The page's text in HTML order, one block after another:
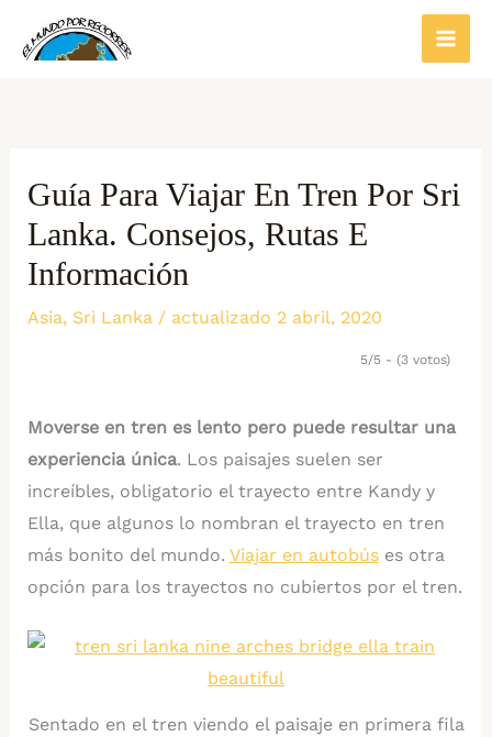
Guía Para Viajar En Tren Por Sri
Lanka. Consejos, Rutas E
Información
Asia, Sri Lanka/ actualizado 2 abril, 2020
5/5 - (3 votos)
Moverse en tren es lento pero puede resultar una
experiencia única. Los paisajes suelen ser
increíbles, obligatorio el trayecto entre Kandy y
Ella, que algunos lo nombran el trayecto en tren
más bonito del mundo. Viajar en autobúses otra
opción para los trayectos no cubiertos por el tren.
Sentado en el tren viendo el paisaje en primera fila